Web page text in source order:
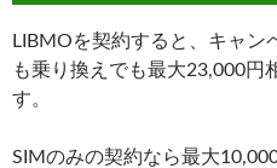
LIBMOを契約すると、キャン
も乗り換えでも最大23,000円
す。
SIMのみの契約なら最大